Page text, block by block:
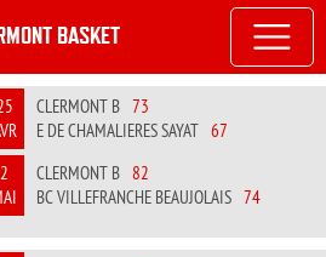
BASKET
CLERMONT B 73
E DE CHAMALIERES SAYAT 67
2
CLERMONT B 82
BC VILLEFRANCHE BEAUJOLAIS 74